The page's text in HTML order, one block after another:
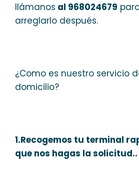
llámanos al 968024679
arreglarlo después.
¿Como es nuestro servicio
domicilio?
1.Recogemos tu terminal
que nos hagas la solicitud..